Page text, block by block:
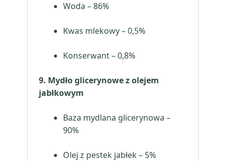
Woda – 86%
Kwas mlekowy – 0,5%
Konserwant – 0,8%
9. Mydło glicerynowe z olejem
jabłkowym
Baza mydlana glicerynowa –
90%
Olej z pestek jabłek – 5%